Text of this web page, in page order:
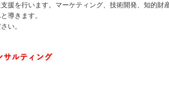
援を行います。マーケティング、技術開発、知的
導きます。
い。